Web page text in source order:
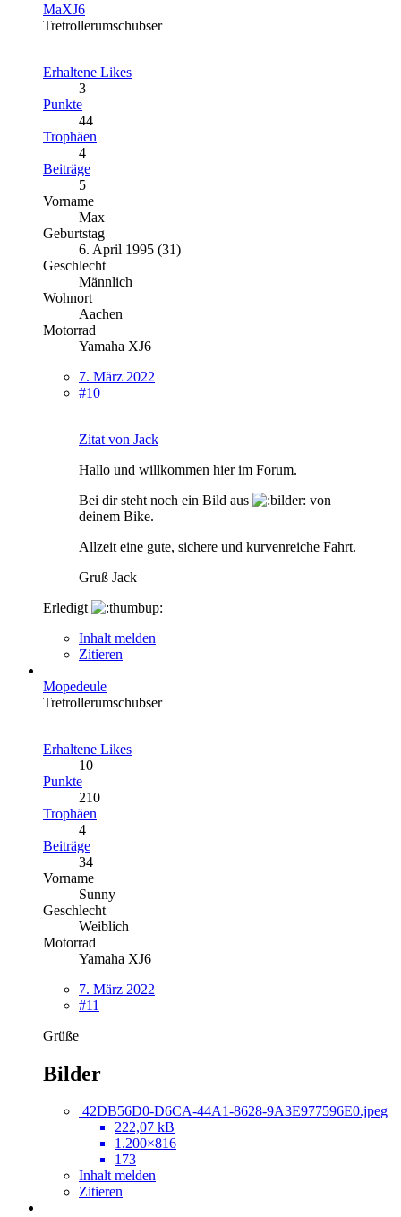
MaXJ6
Tretrollerumschubser
Erhaltene Likes
3
Punkte
44
Trophäen
4
Beiträge
5
Vorname
Max
Geburtstag
6. April 1995 (31)
Geschlecht
Männlich
Wohnort
Aachen
Motorrad
Yamaha XJ6
7. März 2022
#10
Zitat von Jack
Hallo und willkommen hier im Forum.
Bei dir steht noch ein Bild aus
von
deinem Bike.
Allzeit eine gute, sichere und kurvenreiche Fahrt.
Gruß Jack
Erledigt
Inhalt melden
Zitieren
Mopedeule
Tretrollerumschubser
Erhaltene Likes
10
Punkte
210
Trophäen
4
Beiträge
34
Vorname
Sunny
Geschlecht
Weiblich
Motorrad
Yamaha XJ6
7. März 2022
#11
Grüße
Bilder
42DB56D0-D6CA-44A1-8628-9A3E977596E0.jpeg
222,07 kB
1.200×816
173
Inhalt melden
Zitieren